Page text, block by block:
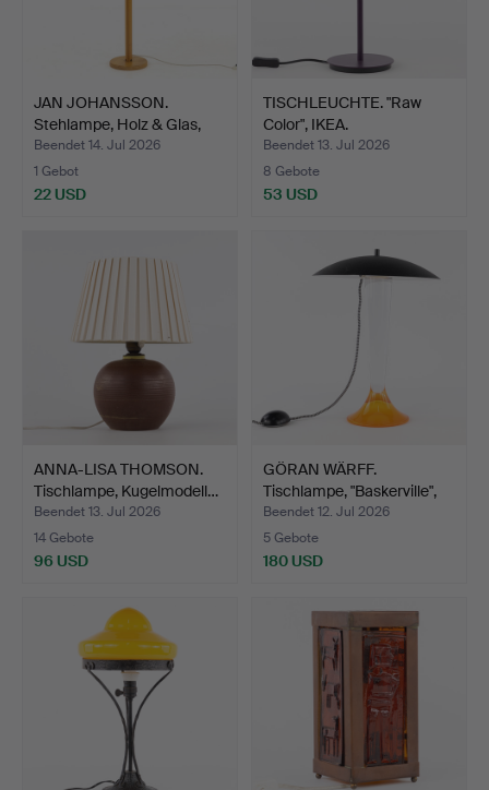
JAN JOHANSSON.
Stehlampe, Holz & Glas,
Fl…
Beendet 14. Jul 2026
1 Gebot
22 USD
TISCHLEUCHTE. "Raw
Color", IKEA.
Beendet 13. Jul 2026
8 Gebote
53 USD
ANNA-LISA THOMSON.
Tischlampe, Kugelmodell…
Beendet 13. Jul 2026
14 Gebote
96 USD
GÖRAN WÄRFF.
Tischlampe, "Baskerville",
Ko…
Beendet 12. Jul 2026
5 Gebote
180 USD